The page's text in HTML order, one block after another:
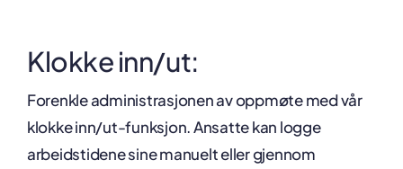
Klokke inn/ut:
Forenkle administrasjonen av oppmøte med vår
klokke inn/ut-funksjon. Ansatte kan logge
arbeidstidene sine manuelt eller gjennom